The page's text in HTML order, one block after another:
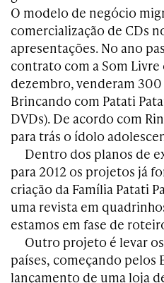
O modelo de negócio
comercialização de CDs
apresentações. No ano
contrato com a Som
dezembro, venderam
Brincando com Patati
DVDs). De acordo com
para trás o ídolo
Dentro dos planos de
para 2012 os projetos já
criação da Família Patati
uma revista em
estamos em fase de
Outro projeto é levar
países, começando pelos
lançamento de uma loja